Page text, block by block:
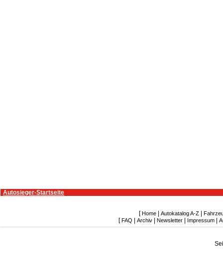
Autosieger-Startseite
[ Home| Autokatalog A-Z|
[ FAQ Archiv Newsletter Impressum